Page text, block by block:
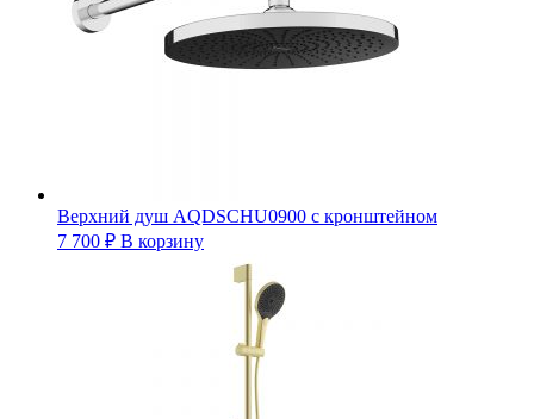
Верхний душ AQDSCHU0900 с кронштейном
7 700 ₽ В корзину